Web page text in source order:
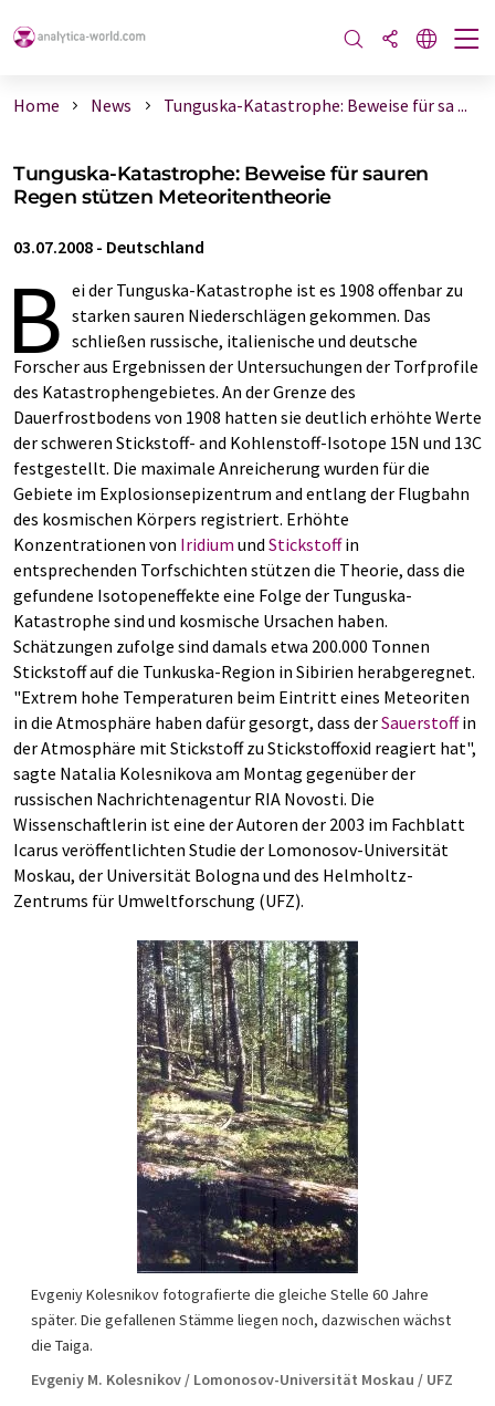
Home News Tunguska-Katastrophe: Beweise für sa ...
Tunguska-Katastrophe: Beweise für sauren
Regen stützen Meteoritentheorie
03.07.2008 - Deutschland
B ei der Tunguska-Katastrophe ist es 1908 offenbar zu
starken sauren Niederschlägen gekommen. Das
schließen russische, italienische und deutsche
Forscher aus Ergebnissen der Untersuchungen der Torfprofile
des Katastrophengebietes. An der Grenze des
Dauerfrostbodens von 1908 hatten sie deutlich erhöhte Werte
der schweren Stickstoff- and Kohlenstoff-Isotope 15N und 13C
festgestellt. Die maximale Anreicherung wurden für die
Gebiete im Explosionsepizentrum and entlang der Flugbahn
des kosmischen Körpers registriert. Erhöhte
Konzentrationen von Iridium und Stickstoffin
entsprechenden Torfschichten stützen die Theorie, dass die
gefundene Isotopeneffekte eine Folge der Tunguska-
Katastrophe sind und kosmische Ursachen haben.
Schätzungen zufolge sind damals etwa 200.000 Tonnen
Stickstoff auf die Tunkuska-Region in Sibirien herabgeregnet.
"Extrem hohe Temperaturen beim Eintritt eines Meteoriten
in die Atmosphäre haben dafür gesorgt, dass derSauerstoffin
der Atmosphäre mit Stickstoff zu Stickstoffoxid reagiert hat",
sagte Natalia Kolesnikova am Montag gegenüber der
russischen Nachrichtenagentur RIA Novosti. Die
Wissenschaftlerin ist eine der Autoren der 2003 im Fachblatt
Icarus veröffentlichten Studie der Lomonosov-Universität
Moskau, der Universität Bologna und des Helmholtz-
Zentrums für Umweltforschung (UFZ).
Evgeniy Kolesnikov fotografierte die gleiche Stelle 60 Jahre
später. Die gefallenen Stämme liegen noch, dazwischen wächst
die Taiga.
Evgeniy M. Kolesnikov / Lomonosov-Universität Moskau / UFZ